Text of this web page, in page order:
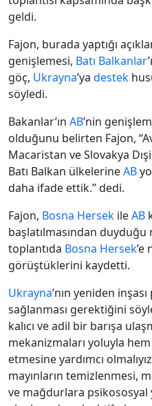
geldi.
Fajon, burada yaptığı
genişlemesi, Batı Balkanlar
göç, Ukrayna’ya destek
söyledi.
Bakanlar’ın AB’nin
olduğunu belirten Fajon,
Macaristan ve Slovakya
Batı Balkan ülkelerineAB
daha ifade ettik.” dedi.
Fajon, Bosna Hersek ileAB
başlatılmasından
toplantıda Bosna Hersek’e
görüştüklerini kaydetti.
Ukrayna’nın yeniden
sağlanması gerektiğini
kalıcı ve adil bir barışa
mekanizmaları yoluyla
etmesine yardımcı
mayınların temizlenmesi,
ve mağdurlara psikososyal